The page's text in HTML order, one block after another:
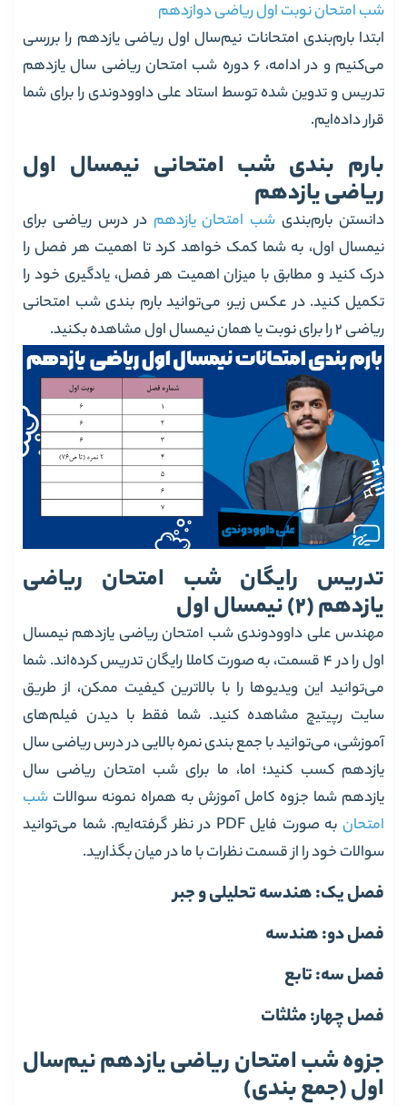
شب امتحان نوبت اول ریاضی دوازدهم
ابتدا بارم‌بندی امتحانات نیم‌سال اول ریاضی یازدهم را بررسی
می‌کنیم و در ادامه، 6 دوره شب امتحان ریاضی سال یازدهم
تدریس و تدوین شده توسط استاد علی داوودوندی را برای شما
قرار داده‌ایم.
بارم بندی شب امتحانی نیمسال اول
ریاضی یازدهم
دانستن بارم‌بندی شب امتحان یازدهم در درس ریاضی برای
نیمسال اول، به شما کمک خواهد کرد تا اهمیت هر فصل را
درک کنید و مطابق با میزان اهمیت هر فصل، یادگیری خود را
تکمیل کنید. در عکس زیر، می‌توانید بارم بندی شب امتحانی
ریاضی 2 را برای نوبت یا همان نیمسال اول مشاهده بکنید.
تدریس رایگان شب امتحان ریاضی
یازدهم (2) نیمسال اول
مهندس علی داوودوندی شب امتحان ریاضی یازدهم نیمسال
اول را در 4 قسمت، به صورت کاملا رایگان تدریس کرده‌اند. شما
می‌توانید این ویدیوها را با بالاترین کیفیت ممکن، از طریق
سایت رپیتیچ مشاهده کنید. شما فقط با دیدن فیلم‌های
آموزشی، می‌توانید با جمع بندی نمره بالایی در درس ریاضی سال
یازدهم کسب کنید؛ اما، ما برای شب امتحان ریاضی سال
یازدهم شما جزوه کامل آموزش به همراه نمونه سوالات شب
امتحان
به صورت فایل PDF در نظر گرفته‌ایم. شما می‌توانید
سوالات خود را از قسمت نظرات با ما در میان بگذارید.
فصل یک: هندسه تحلیلی و جبر
فصل دو: هندسه
فصل سه: تابع
فصل چهار: مثلثات
جزوه شب امتحان ریاضی یازدهم نیم‏‌سال
اول (جمع بندی)